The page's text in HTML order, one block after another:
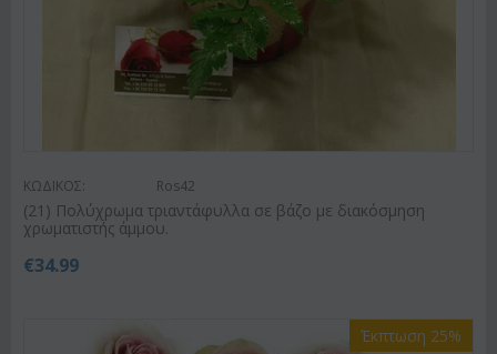
ΚΩΔΙΚΟΣ: Ros42
(21) Πολύχρωμα τριαντάφυλλα σε βάζο με διακόσμηση
χρωματιστής άμμου.
€34.99
Έκπτωση 25%